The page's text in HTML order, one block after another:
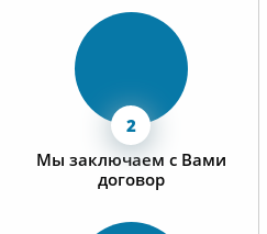
Мы заключаем с Вами
договор